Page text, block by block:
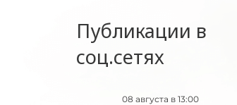
Публикации в
соц.сетях
08 августа в 13:00